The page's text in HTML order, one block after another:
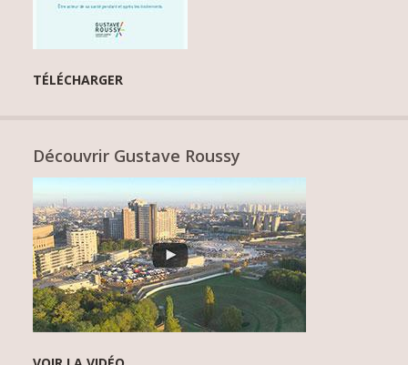
TÉLÉCHARGER
Découvrir Gustave Roussy